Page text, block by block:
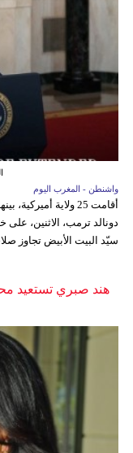
واشنطن - المغرب اليوم
أقامت 25 ولاية
سيّد البيت الأبيض تجاوز
هند صبري تستعيد